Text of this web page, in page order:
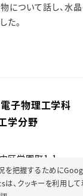
について話し、水
た。
を把握するために
、 クッキーを利用し
子物理工学科
学分野
区学園町1-1